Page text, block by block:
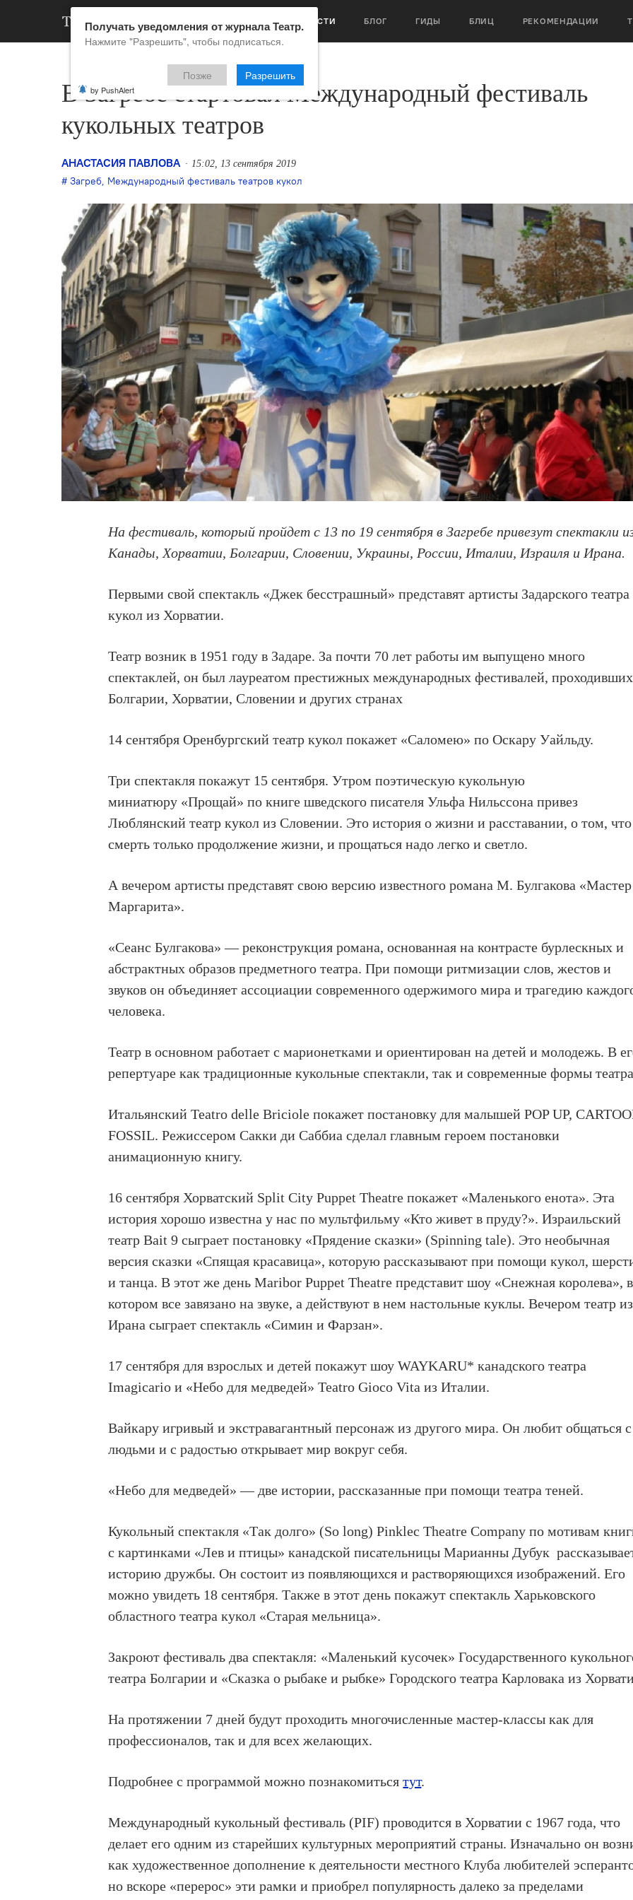
НОВОСТИ БЛОГ ГИДЫ БЛИЦ РЕКОМЕНДАЦИИ
В Загребе стартовал Международный фестиваль
кукольных театров
АНАСТАСИЯ ПАВЛОВА 15:02, 13 сентября 2019
Загреб, Международный фестиваль театров кукол
На фестиваль, который пройдет с 13 по 19 сентября в Загребе привезут спектакли
Канады, Хорватии, Болгарии, Словении, Украины, России, Италии, Израиля и Ирана.
Первыми свой спектакль «Джек бесстрашный» представят артисты Задарского театра
кукол из Хорватии.
Театр возник в 1951 году в Задаре. За почти 70 лет работы им выпущено много
спектаклей, он был лауреатом престижных международных фестивалей,
Болгарии, Хорватии, Словении и других странах
14 сентября Оренбургский театр кукол покажет «Саломею» по Оскару Уайльду.
Три спектакля покажут 15 сентября. Утром поэтическую кукольную
миниатюру «Прощай» по книге шведского писателя Ульфа Нильссона привез
Люблянский театр кукол из Словении. Это история о жизни и расставании, о том, что
смерть только продолжение жизни, и прощаться надо легко и светло.
А вечером артисты представят свою версию известного романа М. Булгакова
Маргарита».
«Сеанс Булгакова» — реконструкция романа, основанная на контрасте бурлескных и
абстрактных образов предметного театра. При помощи ритмизации слов, жестов и
звуков он объединяет ассоциации современного одержимого мира и трагедию
человека.
Театр в основном работает с марионетками и ориентирован на детей и молодежь. В
репертуаре как традиционные кукольные спектакли, так и современные формы
Итальянский Teatro delle Briciole покажет постановку для малышей POP UP,
FOSSIL. Режиссером Сакки ди Саббиа сделал главным героем постановки
анимационную книгу.
16 сентября Хорватский Split City Puppet Theatre покажет «Маленького енота». Эта
история хорошо известна у нас по мультфильму «Кто живет в пруду?». Израильский
театр Bait 9 сыграет постановку «Прядение сказки» (Spinning tale). Это необычная
версия сказки «Спящая красавица», которую рассказывают при помощи кукол,
и танца. В этот же день Maribor Puppet Theatre представит шоу «Снежная королева», в
котором все завязано на звуке, а действуют в нем настольные куклы. Вечером театр из
Ирана сыграет спектакль «Симин и Фарзан».
17 сентября для взрослых и детей покажут шоу WAYKARU* канадского театра
Imagicario и «Небо для медведей» Teatro Gioco Vita из Италии.
Вайкару игривый и экстравагантный персонаж из другого мира. Он любит общаться с
людьми и с радостью открывает мир вокруг себя.
«Небо для медведей» — две истории, рассказанные при помощи театра теней.
Кукольный спектакля «Так долго» (So long) Pinklec Theatre Company по мотивам
с картинками «Лев и птицы» канадской писательницы Марианны Дубук
историю дружбы. Он состоит из появляющихся и растворяющихся изображений. Его
можно увидеть 18 сентября. Также в этот день покажут спектакль Харьковского
областного театра кукол «Старая мельница».
Закроют фестиваль два спектакля: «Маленький кусочек» Государственного
театра Болгарии и «Сказка о рыбаке и рыбке» Городского театра Карловака из
На протяжении 7 дней будут проходить многочисленные мастер-классы как для
профессионалов, так и для всех желающих.
Подробнее с программой можно познакомитьсятут.
Международный кукольный фестиваль (PIF) проводится в Хорватии с 1967 года, что
делает его одним из старейших культурных мероприятий страны. Изначально он
как художественное дополнение к деятельности местного Клуба любителей
но вскоре «перерос» эти рамки и приобрел популярность далеко за пределами
Получать уведомления от журнала Театр.
Нажмите "Разрешить", чтобы подписаться.
Позже Разрешить
by PushAlert